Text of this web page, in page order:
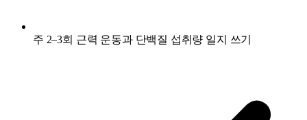
주 2–3회 근력 운동과 단백질 섭취량 일지 쓰기